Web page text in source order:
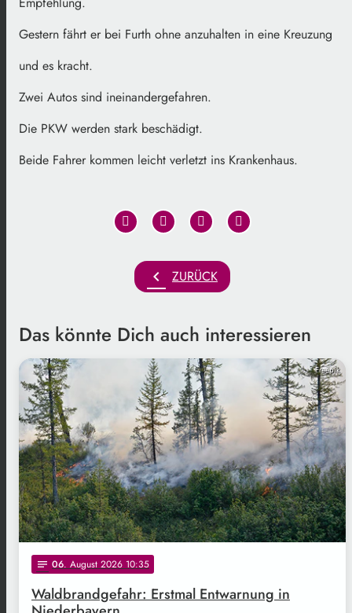
Gestern fährt er bei Furth ohne anzuhalten in eine Kreuzung
und es kracht.
Zwei Autos sind ineinandergefahren.
Die PKW werden stark beschädigt.
Beide Fahrer kommen leicht verletzt ins Krankenhaus.
chevron_left ZURÜCK
Das könnte Dich auch interessieren
Freepik
notes 06. August 2026 10:35
Waldbrandgefahr: Erstmal Entwarnung in